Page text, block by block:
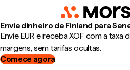
Envie dinheiro de Finland para
Envie EUR e receba XOF com a taxa
margens, sem tarifas ocultas.
Comece agora